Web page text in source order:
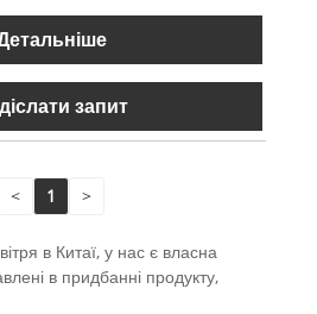
запит
< 1 >
в Китаї, у нас є власна
в придбанні продукту,